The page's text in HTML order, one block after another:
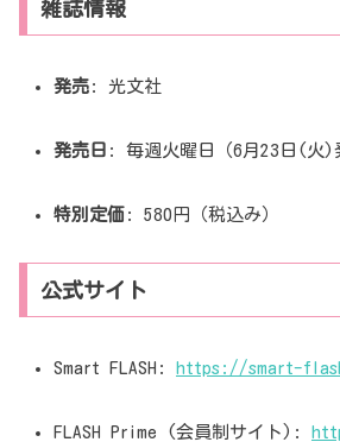
雑誌情報
発売 : 光文社
発売日 : 毎週火曜日（6月23日(火)
特別定価 : 580円（税込み）
公式サイト
Smart FLASH: https://smart-
FLASH Prime (会員制サイト):